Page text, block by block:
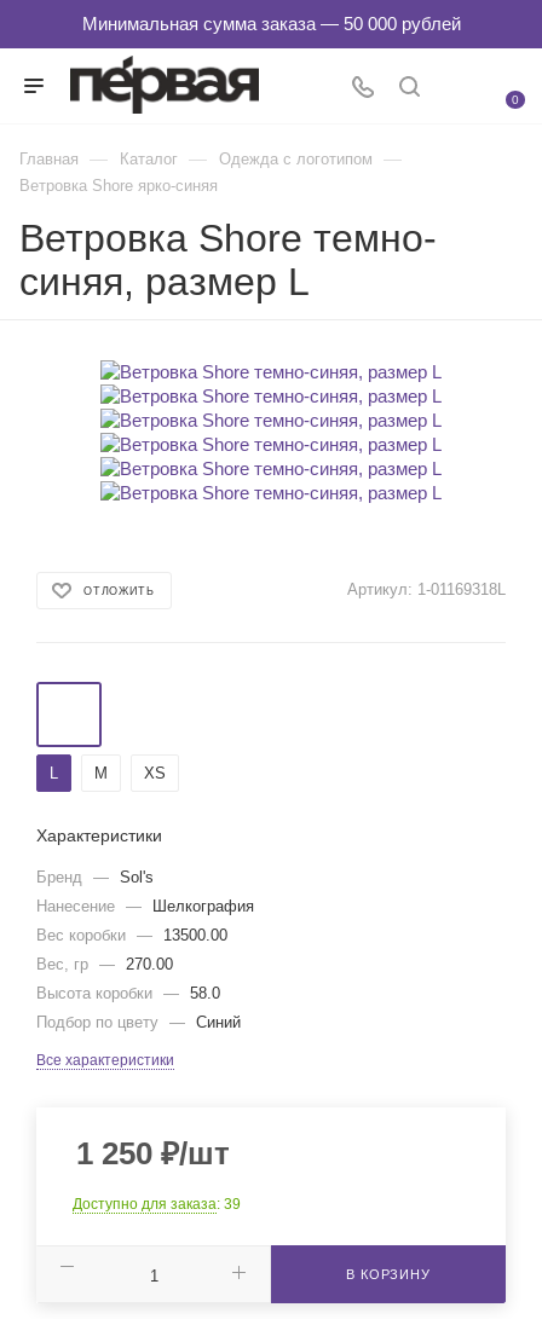
0
Главная — Каталог — Одежда с логотипом —
Ветровка Shore ярко-синяя
Ветровка Shore темно-
синяя, размер L
ОТЛОЖИТЬ Артикул: 1-01169318L
L M XS
Характеристики
Бренд — Sol's
Нанесение —
Шелкография
Вес коробки —
13500.00
Вес, гр — 270.00
Высота коробки — 58.0
Подбор по цвету — Синий
Все характеристики
1 250 ₽/шт
Доступно для заказа: 39
В КОРЗИНУ